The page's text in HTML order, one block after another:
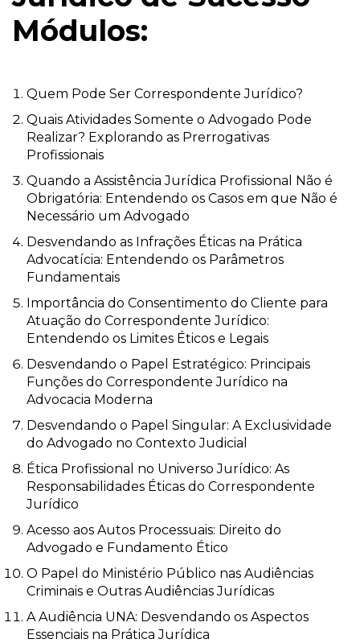
Módulos:
Quem Pode Ser Correspondente Jurídico?
Quais Atividades Somente o Advogado Pode
Realizar? Explorando as Prerrogativas
Profissionais
Quando a Assistência Jurídica Profissional Não é
Obrigatória: Entendendo os Casos em que Não é
Necessário um Advogado
Desvendando as Infrações Éticas na Prática
Advocatícia: Entendendo os Parâmetros
Fundamentais
Importância do Consentimento do Cliente para
Atuação do Correspondente Jurídico:
Entendendo os Limites Éticos e Legais
Desvendando o Papel Estratégico: Principais
Funções do Correspondente Jurídico na
Advocacia Moderna
Desvendando o Papel Singular: A Exclusividade
do Advogado no Contexto Judicial
Ética Profissional no Universo Jurídico: As
Responsabilidades Éticas do Correspondente
Jurídico
Acesso aos Autos Processuais: Direito do
Advogado e Fundamento Ético
O Papel do Ministério Público nas Audiências
Criminais e Outras Audiências Jurídicas
A Audiência UNA: Desvendando os Aspectos
Essenciais na Prática Jurídica